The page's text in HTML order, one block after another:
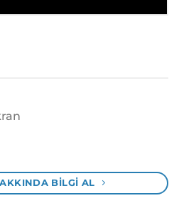
BILGI AL